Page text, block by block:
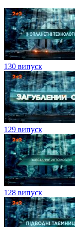
130 випуск
129 випуск
128 випуск